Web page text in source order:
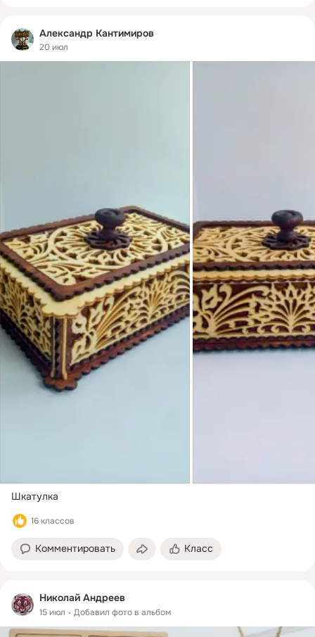
Александр Кантимиров
20 июл
Шкатулка
16 классов
Комментировать Класс
Николай Андреев
15 июл Добавил фото в альбом